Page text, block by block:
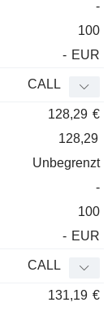
-
100
- EUR
CALL
128,29 €
128,29
Unbegrenzt
-
100
- EUR
CALL
131,19 €